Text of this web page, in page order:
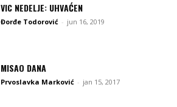
VIC NEDELJE: UHVAĆEN
Đorđe Todorović - jun 16, 2019
MISAO DANA
Prvoslavka Marković - jan 15, 2017